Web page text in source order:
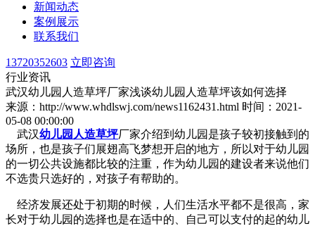
新闻动态
案例展示
联系我们
13720352603 立即咨询
行业资讯
武汉幼儿园人造草坪厂家浅谈幼儿园人造草坪该如何选择
来源：http://www.whdlswj.com/news1162431.html 时间：2021-
05-08 00:00:00
武汉幼儿园人造草坪厂家介绍到幼儿园是孩子较初接触到的
场所，也是孩子们展翅高飞梦想开启的地方，所以对于幼儿园
的一切公共设施都比较的注重，作为幼儿园的建设者来说他们
不选贵只选好的，对孩子有帮助的。
经济发展还处于初期的时候，人们生活水平都不是很高，家
长对于幼儿园的选择也是在适中的、自己可以支付的起的幼儿